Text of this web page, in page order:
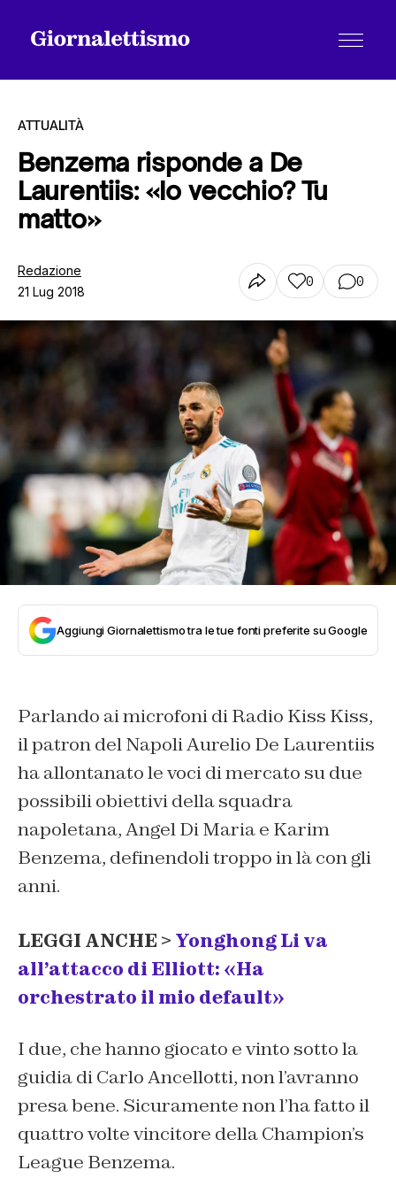
Tutti gli articoli
Chi siamo
Contatti
ATTUALITÀ
Benzema risponde a De
Laurentiis: «Io vecchio? Tu
matto»
Redazione
21 Lug 2018
0 0
Aggiungi Giornalettismo tra le tue fonti preferite su Google
Parlando ai microfoni diRadio Kiss Kiss,
il patron del Napoli Aurelio De Laurentiis
ha allontanato le voci di mercato su due
possibili obiettivi della squadra
napoletana, Angel Di Maria e Karim
Benzema, definendoli troppo in là con gli
anni.
LEGGI ANCHE > Yonghong Li va
all’attacco di Elliott: «Ha
orchestrato il mio default»
I due, che hanno giocato e vinto sotto la
guidia di Carlo Ancellotti, non l’avranno
presa bene. Sicuramente non l’ha fatto il
quattro volte vincitore della Champion’s
League Benzema.